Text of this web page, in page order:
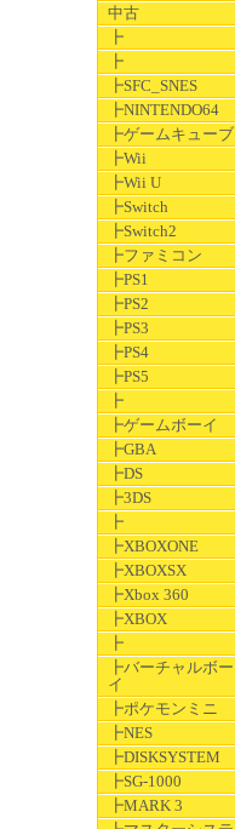
中古
┣
┣
┣SFC_SNES
┣NINTENDO64
┣ゲームキューブ
┣Wii
┣Wii U
┣Switch
┣Switch2
┣ファミコン
┣PS1
┣PS2
┣PS3
┣PS4
┣PS5
┣
┣ゲームボーイ
┣GBA
┣DS
┣3DS
┣
┣XBOXONE
┣XBOXSX
┣Xbox 360
┣XBOX
┣
┣バーチャルボー
イ
┣ポケモンミニ
┣NES
┣DISKSYSTEM
┣SG-1000
┣MARK 3